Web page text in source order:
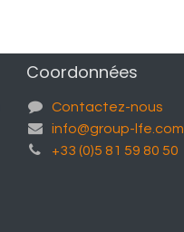
Coordonnées
Contactez-nous
info@group-lfe.com
+33 (0)5 81 59 80 50